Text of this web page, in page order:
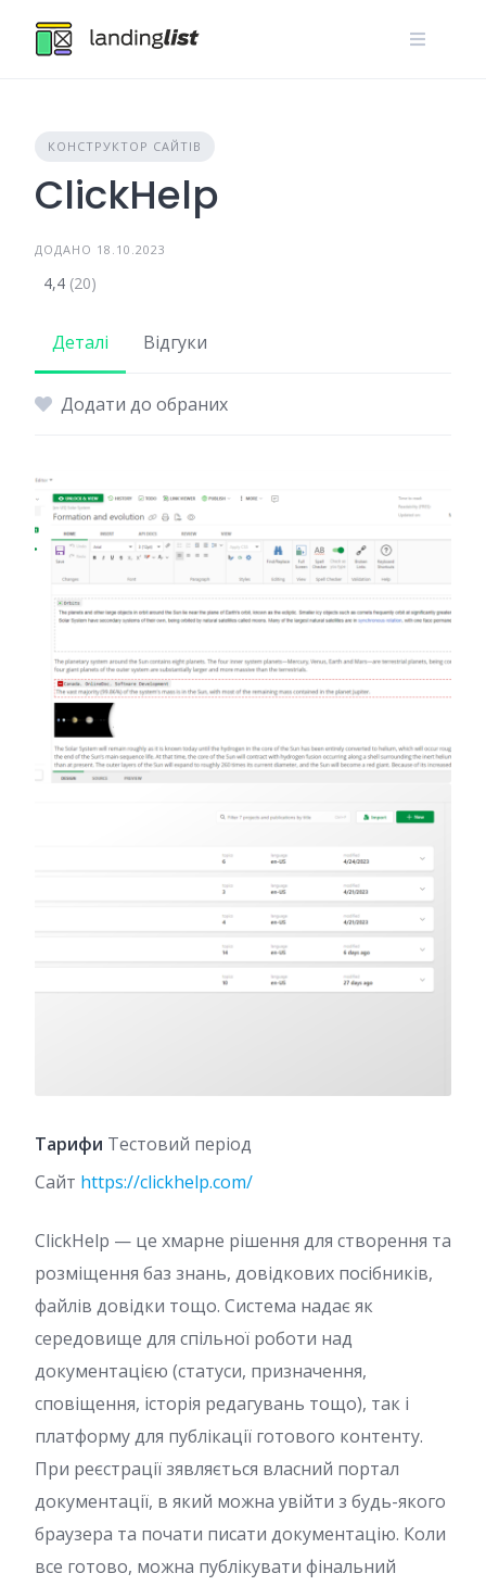
content
КОНСТРУКТОР САЙТІВ
ClickHelp
ДОДАНО 18.10.2023
4,4 (20)
Деталі Відгуки
Додати до обраних
Тарифи Тестовий період
Сайт https://clickhelp.com/
ClickHelp — це хмарне рішення для створення та
розміщення баз знань, довідкових посібників,
файлів довідки тощо. Система надає як
середовище для спільної роботи над
документацією (статуси, призначення,
сповіщення, історія редагувань тощо), так і
платформу для публікації готового контенту.
При реєстрації зявляється власний портал
документації, в який можна увійти з будь-якого
браузера та почати писати документацію. Коли
все готово, можна публікувати фінальний